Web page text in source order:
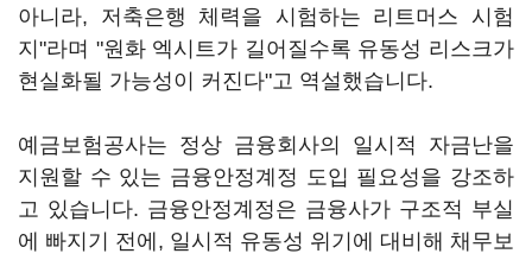
아니라, 저축은행 체력을 시험하는 리트머스 시험
지"라며 "원화 엑시트가 길어질수록 유동성 리스크가
현실화될 가능성이 커진다"고 역설했습니다.
예금보험공사는 정상 금융회사의 일시적 자금난을
지원할 수 있는 금융안정계정 도입 필요성을 강조하
고 있습니다. 금융안정계정은 금융사가 구조적 부실
에 빠지기 전에, 일시적 유동성 위기에 대비해 채무보